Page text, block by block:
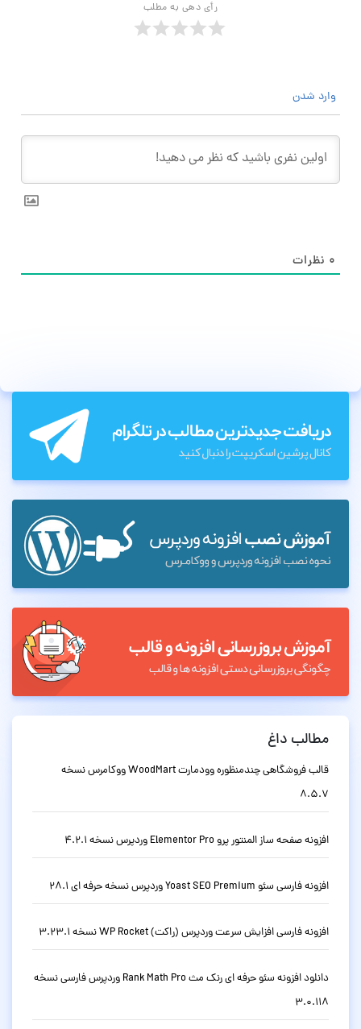
رأی دهی به مطلب
وارد شدن
۰ نظرات
مطالب داغ
قالب فروشگاهی چندمنظوره وودمارت WoodMart ووکامرس نسخه
8.5.7
افزونه صفحه ساز المنتور پرو Elementor Pro وردپرس نسخه 4.2.1
افزونه فارسی سئو Yoast SEO Premium وردپرس نسخه حرفه ای 28.1
افزونه فارسی افزایش سرعت وردپرس (راکت) WP Rocket نسخه 3.23.1
دانلود افزونه سئو حرفه ای رنک مث Rank Math Pro وردپرس فارسی نسخه
3.0.118